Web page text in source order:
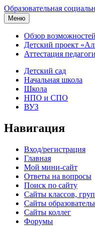
Образовательная
Меню
Обзор возможностей
Детский проект
Аттестация
Детский сад
Начальная школа
Школа
НПО и СПО
ВУЗ
Навигация
Вход/регистрация
Главная
Мой мини-сайт
Ответы на вопросы
Поиск по сайту
Сайты классов,
Сайты
Сайты коллег
Форумы